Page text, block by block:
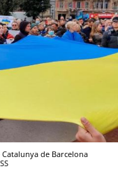
de Barcelona